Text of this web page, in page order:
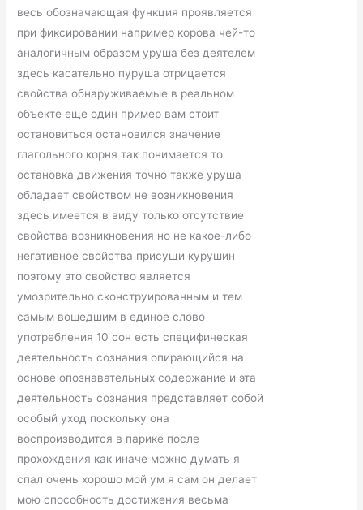
весь обозначающая функция проявляется
при фиксировании например корова чей-то
аналогичным образом уруша без деятелем
здесь касательно пуруша отрицается
свойства обнаруживаемые в реальном
объекте еще один пример вам стоит
остановиться остановился значение
глагольного корня так понимается то
остановка движения точно также уруша
обладает свойством не возникновения
здесь имеется в виду только отсутствие
свойства возникновения но не какое-либо
негативное свойства присущи курушин
поэтому это свойство является
умозрительно сконструированным и тем
самым вошедшим в единое слово
употребления 10 сон есть специфическая
деятельность сознания опирающийся на
основе опознавательных содержание и эта
деятельность сознания представляет собой
особый уход поскольку она
воспроизводится в парике после
прохождения как иначе можно думать я
спал очень хорошо мой ум я сам он делает
мою способность достижения весьма